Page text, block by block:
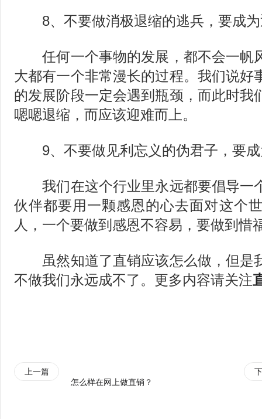
8、不要做消极退缩的逃兵，要成为
任何一个事物的发展，都不会一帆
大都有一个非常漫长的过程。我们说好
的发展阶段一定会遇到瓶颈，而此时我
嗯嗯退缩，而应该迎难而上。
9、不要做见利忘义的伪君子，要成
我们在这个行业里永远都要倡导一
伙伴都要用一颗感恩的心去面对这个
人，一个要做到感恩不容易，要做到惜
虽然知道了直销应该怎么做，但是
不做我们永远成不了。更多内容请关注
上一篇
怎么样在网上做直销？